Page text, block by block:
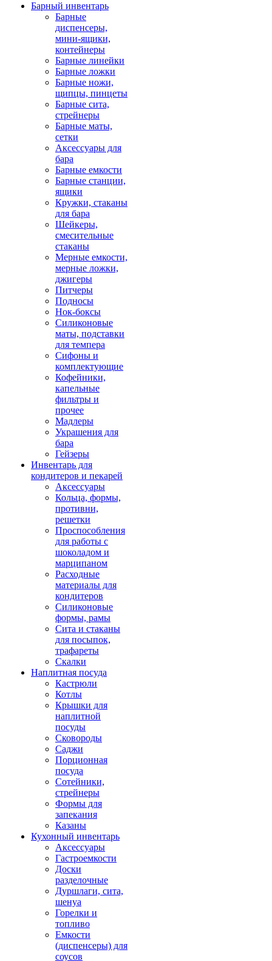
Барный инвентарь
Барные
диспенсеры,
мини-ящики,
контейнеры
Барные линейки
Барные ложки
Барные ножи,
щипцы, пинцеты
Барные сита,
стрейнеры
Барные маты,
сетки
Аксессуары для
бара
Барные емкости
Барные станции,
ящики
Кружки, стаканы
для бара
Шейкеры,
смесительные
стаканы
Мерные емкости,
мерные ложки,
джигеры
Питчеры
Подносы
Нок-боксы
Силиконовые
маты, подставки
для темпера
Сифоны и
комплектующие
Кофейники,
капельные
фильтры и
прочее
Мадлеры
Украшения для
бара
Гейзеры
Инвентарь для
кондитеров и пекарей
Аксессуары
Кольца, формы,
противни,
решетки
Проспособления
для работы с
шоколадом и
марципаном
Расходные
материалы для
кондитеров
Силиконовые
формы, рамы
Сита и стаканы
для посыпок,
трафареты
Скалки
Наплитная посуда
Кастрюли
Котлы
Крышки для
наплитной
посуды
Сковороды
Саджи
Порционная
посуда
Сотейники,
стрейнеры
Формы для
запекания
Казаны
Кухонный инвентарь
Аксессуары
Гастроемкости
Доски
разделочные
Дуршлаги, сита,
шенуа
Горелки и
топливо
Емкости
(диспенсеры) для
соусов